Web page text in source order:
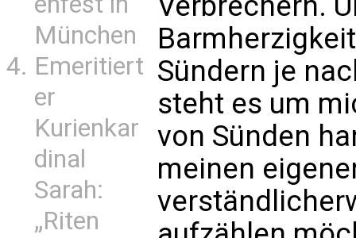
München
Emeritiert
er
Kurienkar
dinal
Sarah:
„Riten
Sündern je
steht es um
von Sünden
meinen